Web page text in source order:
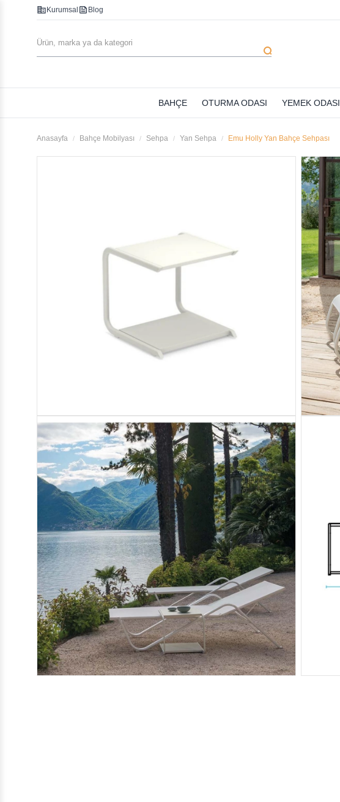
corporate_fare Kurumsal feed Blog
search
BAHÇE OTURMA ODASI YEMEK ODASI
Anasayfa Bahçe Mobilyası Sehpa Yan Sehpa Emu Holly Yan Bahçe Sehpası